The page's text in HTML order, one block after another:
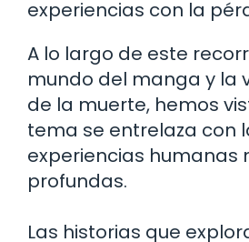
experiencias con la
A lo largo de este
mundo del manga y la
de la muerte, hemos
tema se entrelaza con
experiencias humanas
profundas.
Las historias que